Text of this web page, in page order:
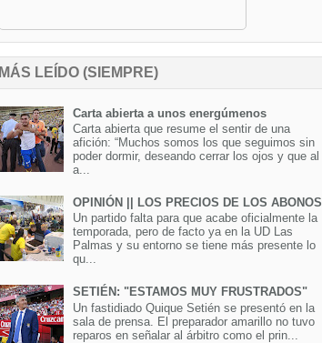
MÁS LEÍDO (SIEMPRE)
Carta abierta a unos energúmenos
Carta abierta que resume el sentir de una
afición: “Muchos somos los que seguimos sin
poder dormir, deseando cerrar los ojos y que al
a...
OPINIÓN || LOS PRECIOS DE LOS ABONOS
Un partido falta para que acabe oficialmente la
temporada, pero de facto ya en la UD Las
Palmas y su entorno se tiene más presente lo
qu...
SETIÉN: "ESTAMOS MUY FRUSTRADOS"
Un fastidiado Quique Setién se presentó en la
sala de prensa. El preparador amarillo no tuvo
reparos en señalar al árbitro como el prin...